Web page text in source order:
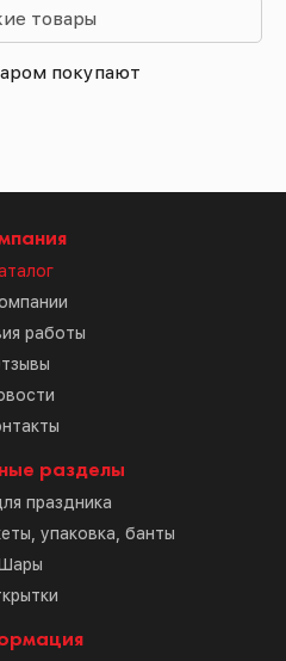
товары
покупают
работы
разделы
праздника
упаковка, банты